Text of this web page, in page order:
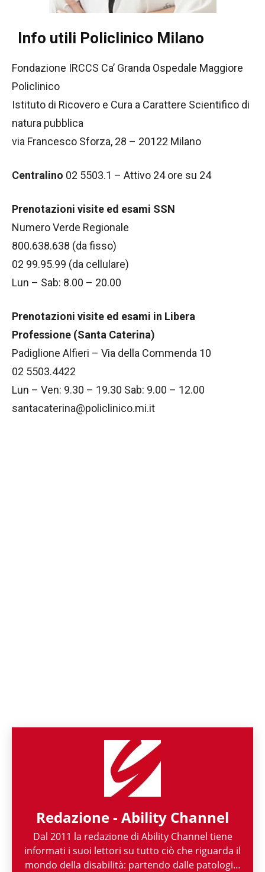
Info utili Policlinico Milano
Fondazione IRCCS Ca’ Granda Ospedale Maggiore
Policlinico
Istituto di Ricovero e Cura a Carattere Scientifico di
natura pubblica
via Francesco Sforza, 28 – 20122 Milano
Centralino 02 5503.1 – Attivo 24 ore su 24
Prenotazioni visite ed esami SSN
Numero Verde Regionale
800.638.638 (da fisso)
02 99.95.99 (da cellulare)
Lun – Sab: 8.00 – 20.00
Prenotazioni visite ed esami in Libera
Professione (Santa Caterina)
Padiglione Alfieri – Via della Commenda 10
02 5503.4422
Lun – Ven: 9.30 – 19.30 Sab: 9.00 – 12.00
santacaterina@policlinico.mi.it
Redazione - Ability Channel
Dal 2011 la redazione di Ability Channel tiene
informati i suoi lettori su tutto ciò che riguarda il
mondo della disabilità: partendo dalle patologie,